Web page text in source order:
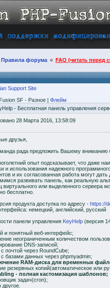
Правила форума FAQ (читать перед
Support Site
SF - Разное | Флейм
- Бесплатная панель управления
28 Марта 2016, 13:58:09
друзья,
рада предложить Вашему вниманию
опыт подсказывает, что даже
и использования надежного
и их согласованная работа могут
развивать панель, как реальную
виртуального или выделенного сервера
бесплатно.
продукта доступка по адресу - https://
немецкий, английский, русский
панели управления KeyHelp (версия
и понятный веб-интерфейс;
неограниченным количеством
DNS-записей;
почтой через RoundCube;
базами данных через phpmyadmin;
RAM-диска для временных
резервных копий(автоматическое или
- полная кастомизация шаблонов;
задач(cron);